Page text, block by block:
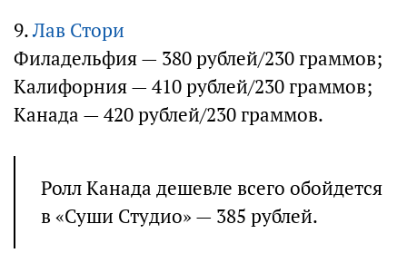
9.Лав Стори
Филадельфия — 380 рублей/230 граммов;
Калифорния — 410 рублей/230 граммов;
Канада — 420 рублей/230 граммов.
Ролл Канада дешевле всего обойдется
в «Суши Студио» — 385 рублей.